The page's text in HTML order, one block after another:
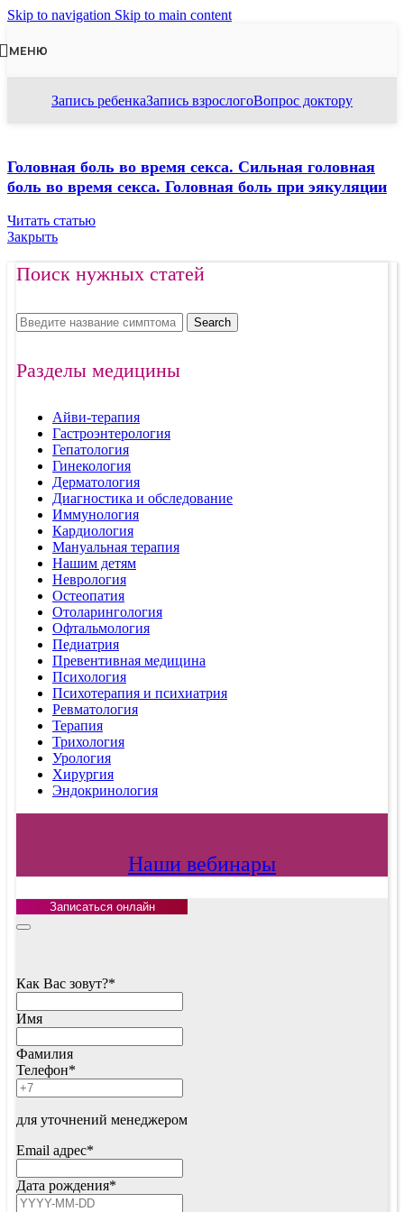
Skip to navigation Skip to main content
МЕНЮ
Запись ребенкаЗапись взрослогоВопрос доктору
Головная боль во время секса. Сильная головная
боль во время секса. Головная боль при эякуляции
Читать статью
Закрыть
Поиск нужных статей
Search
Разделы медицины
Айви-терапия
Гастроэнтерология
Гепатология
Гинекология
Дерматология
Диагностика и обследование
Иммунология
Кардиология
Мануальная терапия
Нашим детям
Неврология
Остеопатия
Отоларингология
Офтальмология
Педиатрия
Превентивная медицина
Психология
Психотерапия и психиатрия
Ревматология
Терапия
Трихология
Урология
Хирургия
Эндокринология
Наши вебинары
Записаться онлайн
Как Вас зовут?*
Имя
Фамилия
Телефон*
для уточнений менеджером
Email адрес*
Дата рождения*